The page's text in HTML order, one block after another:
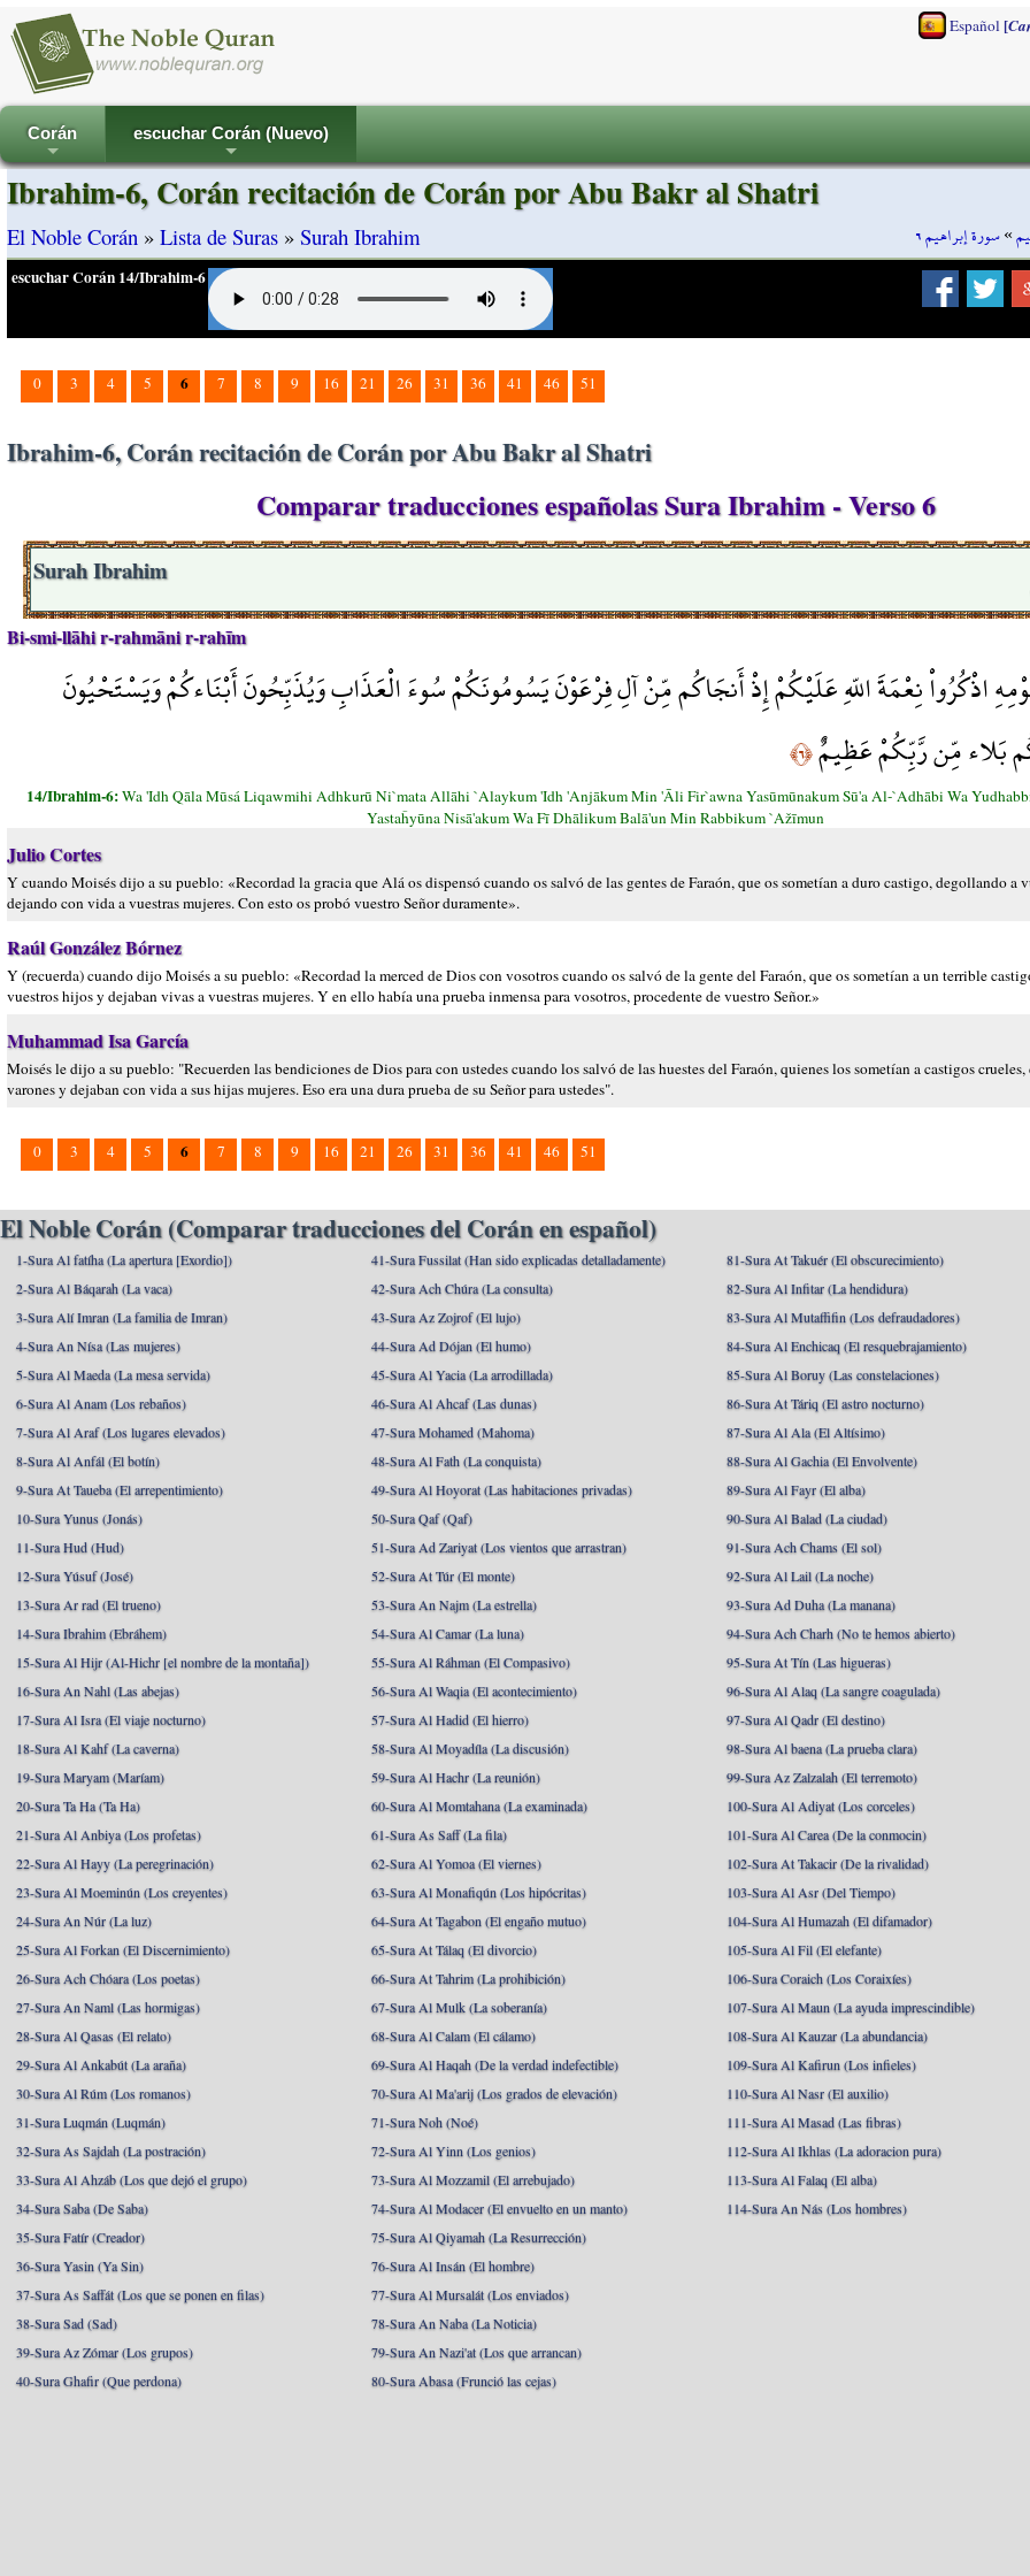
Español [
+
Corán
+
escuchar Corán (Nuevo)
»سورة إبراهيم ٦
Ibrahim-6, Corán recitación de Corán por Abu Bakr al Shatri
El Noble Corán » Lista de Suras » Surah Ibrahim
escuchar Corán 14/Ibrahim-6
0 3 4 5 6 7 8 9 16 21 26 31 36 41 46 51
Ibrahim-6, Corán recitación de Corán por Abu Bakr al Shatri
Comparar traducciones españolas Sura Ibrahim - Verso 6
Surah Ibrahim
Bi-smi-llāhi r-rahmāni r-rahīm
اذْكُرُواْ نِعْمَةَ اللّهِ عَلَيْكُمْ إِذْ أَنجَاكُم مِّنْ آلِ فِرْعَوْنَ يَسُومُونَكُمْ سُوءَ الْعَذَابِ وَيُذَبِّحُونَ أَبْنَاءكُمْ وَيَسْتَحْيُونَ
بَلاء مِّن رَّبِّكُمْ عَظِيمٌ﴿٦﴾
14/Ibrahim-6:Wa 'Idh Qāla Mūsá Liqawmihi Adhkurū Ni`mata Allāhi `Alaykum 'Idh 'Anjākum Min 'Āli Fir`awna Yasūmūnakum Sū'a Al-`Adhābi Wa
Yastaĥyūna Nisā'akum Wa Fī Dhālikum Balā'un Min Rabbikum `Ažīmun
Julio Cortes
Y cuando Moisés dijo a su pueblo: «Recordad la gracia que Alá os dispensó cuando os salvó de las gentes de Faraón, que os sometían a duro castigo, degollando a
dejando con vida a vuestras mujeres. Con esto os probó vuestro Señor duramente».
Raúl González Bórnez
Y (recuerda) cuando dijo Moisés a su pueblo: «Recordad la merced de Dios con vosotros cuando os salvó de la gente del Faraón, que os sometían a un terrible
vuestros hijos y dejaban vivas a vuestras mujeres. Y en ello había una prueba inmensa para vosotros, procedente de vuestro Señor.»
Muhammad Isa García
Moisés le dijo a su pueblo: "Recuerden las bendiciones de Dios para con ustedes cuando los salvó de las huestes del Faraón, quienes los sometían a castigos
varones y dejaban con vida a sus hijas mujeres. Eso era una dura prueba de su Señor para ustedes".
0 3 4 5 6 7 8 9 16 21 26 31 36 41 46 51
El Noble Corán (Comparar traducciones del Corán en español)
1-Sura Al fatíha (La apertura [Exordio])
2-Sura Al Báqarah (La vaca)
3-Sura Alí Imran (La familia de Imran)
4-Sura An Nísa (Las mujeres)
5-Sura Al Maeda (La mesa servida)
6-Sura Al Anam (Los rebaños)
7-Sura Al Araf (Los lugares elevados)
8-Sura Al Anfál (El botín)
9-Sura At Taueba (El arrepentimiento)
10-Sura Yunus (Jonás)
11-Sura Hud (Hud)
12-Sura Yúsuf (José)
13-Sura Ar rad (El trueno)
14-Sura Ibrahim (Ebráhem)
15-Sura Al Hijr (Al-Hichr [el nombre de la montaña])
16-Sura An Nahl (Las abejas)
17-Sura Al Isra (El viaje nocturno)
18-Sura Al Kahf (La caverna)
19-Sura Maryam (Maríam)
20-Sura Ta Ha (Ta Ha)
21-Sura Al Anbiya (Los profetas)
22-Sura Al Hayy (La peregrinación)
23-Sura Al Moeminún (Los creyentes)
24-Sura An Núr (La luz)
25-Sura Al Forkan (El Discernimiento)
26-Sura Ach Chóara (Los poetas)
27-Sura An Naml (Las hormigas)
28-Sura Al Qasas (El relato)
29-Sura Al Ankabút (La araña)
30-Sura Al Rúm (Los romanos)
31-Sura Luqmán (Luqmán)
32-Sura As Sajdah (La postración)
33-Sura Al Ahzáb (Los que dejó el grupo)
34-Sura Saba (De Saba)
35-Sura Fatír (Creador)
36-Sura Yasin (Ya Sin)
37-Sura As Saffát (Los que se ponen en filas)
38-Sura Sad (Sad)
39-Sura Az Zómar (Los grupos)
40-Sura Ghafir (Que perdona)
41-Sura Fussilat (Han sido explicadas detalladamente)
42-Sura Ach Chúra (La consulta)
43-Sura Az Zojrof (El lujo)
44-Sura Ad Dójan (El humo)
45-Sura Al Yacia (La arrodillada)
46-Sura Al Ahcaf (Las dunas)
47-Sura Mohamed (Mahoma)
48-Sura Al Fath (La conquista)
49-Sura Al Hoyorat (Las habitaciones privadas)
50-Sura Qaf (Qaf)
51-Sura Ad Zariyat (Los vientos que arrastran)
52-Sura At Túr (El monte)
53-Sura An Najm (La estrella)
54-Sura Al Camar (La luna)
55-Sura Al Ráhman (El Compasivo)
56-Sura Al Waqia (El acontecimiento)
57-Sura Al Hadid (El hierro)
58-Sura Al Moyadíla (La discusión)
59-Sura Al Hachr (La reunión)
60-Sura Al Momtahana (La examinada)
61-Sura As Saff (La fila)
62-Sura Al Yomoa (El viernes)
63-Sura Al Monafiqún (Los hipócritas)
64-Sura At Tagabon (El engaño mutuo)
65-Sura At Tálaq (El divorcio)
66-Sura At Tahrim (La prohibición)
67-Sura Al Mulk (La soberanía)
68-Sura Al Calam (El cálamo)
69-Sura Al Haqah (De la verdad indefectible)
70-Sura Al Ma'arij (Los grados de elevación)
71-Sura Noh (Noé)
72-Sura Al Yinn (Los genios)
73-Sura Al Mozzamil (El arrebujado)
74-Sura Al Modacer (El envuelto en un manto)
75-Sura Al Qiyamah (La Resurrección)
76-Sura Al Insán (El hombre)
77-Sura Al Mursalát (Los enviados)
78-Sura An Naba (La Noticia)
79-Sura An Nazi'at (Los que arrancan)
80-Sura Abasa (Frunció las cejas)
81-Sura At Takuér (El obscurecimiento)
82-Sura Al Infitar (La hendidura)
83-Sura Al Mutaffifin (Los defraudadores)
84-Sura Al Enchicaq (El resquebrajamiento)
85-Sura Al Boruy (Las constelaciones)
86-Sura At Táriq (El astro nocturno)
87-Sura Al Ala (El Altísimo)
88-Sura Al Gachia (El Envolvente)
89-Sura Al Fayr (El alba)
90-Sura Al Balad (La ciudad)
91-Sura Ach Chams (El sol)
92-Sura Al Lail (La noche)
93-Sura Ad Duha (La manana)
94-Sura Ach Charh (No te hemos abierto)
95-Sura At Tín (Las higueras)
96-Sura Al Alaq (La sangre coagulada)
97-Sura Al Qadr (El destino)
98-Sura Al baena (La prueba clara)
99-Sura Az Zalzalah (El terremoto)
100-Sura Al Adiyat (Los corceles)
101-Sura Al Carea (De la conmocin)
102-Sura At Takacir (De la rivalidad)
103-Sura Al Asr (Del Tiempo)
104-Sura Al Humazah (El difamador)
105-Sura Al Fil (El elefante)
106-Sura Coraich (Los Coraixíes)
107-Sura Al Maun (La ayuda imprescindible)
108-Sura Al Kauzar (La abundancia)
109-Sura Al Kafirun (Los infieles)
110-Sura Al Nasr (El auxilio)
111-Sura Al Masad (Las fibras)
112-Sura Al Ikhlas (La adoracion pura)
113-Sura Al Falaq (El alba)
114-Sura An Nás (Los hombres)